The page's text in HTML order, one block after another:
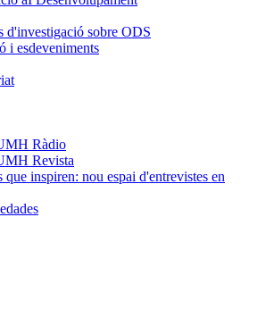
d'investigació sobre ODS
i esdeveniments
Ràdio
Revista
que inspiren: nou espai d'entrevistes en